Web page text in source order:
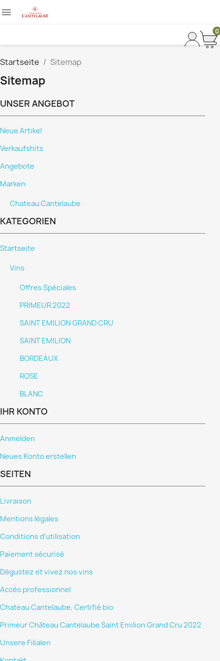

0
Startseite Sitemap
Sitemap
UNSER ANGEBOT
Neue Artikel
Verkaufshits
Angebote
Marken
Chateau Cantelaube
KATEGORIEN
Startseite
Vins
Offres Spéciales
PRIMEUR 2022
SAINT EMILION GRAND CRU
SAINT EMILION
BORDEAUX
ROSE
BLANC
IHR KONTO
Anmelden
Neues Konto erstellen
SEITEN
Livraison
Mentions légales
Conditions d'utilisation
Paiement sécurisé
Dégustez et vivez nos vins
Accès professionnel
Chateau Cantelaube, Certifié bio
Primeur Château Cantelaube Saint Emilion Grand Cru 2022
Unsere Filialen